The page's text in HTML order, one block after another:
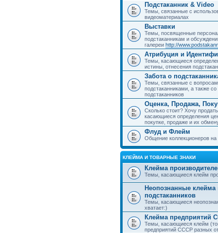
Подстаканник & Video
Темы, связанные с
видеоматериалах
Выставки
Темы, посвященные
подстаканникам и
галереи http://
Атрибуция и
Темы, касающиеся
истины, отнесения
Забота о
Темы, связанные с
подстаканниками, а также
подстаканников
Оценка, Продажа,
Сколько стоит? Хочу
касающиеся определения
покупке, продаже и их
Флуд и Флейм
Общение коллекционеров
КЛЕЙМА И ТОВАРНЫЕ ЗНАКИ
Клейма
Темы, касающиеся клейм
Неопознанные клейма
подстаканников
Темы, касающиеся
хватает:)
Клейма предприятий
Темы, касающиеся клейм
предприятий СССР разных